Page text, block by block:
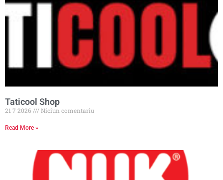
Taticool Shop
21 7 2026 Niciun comentariu
Read More »